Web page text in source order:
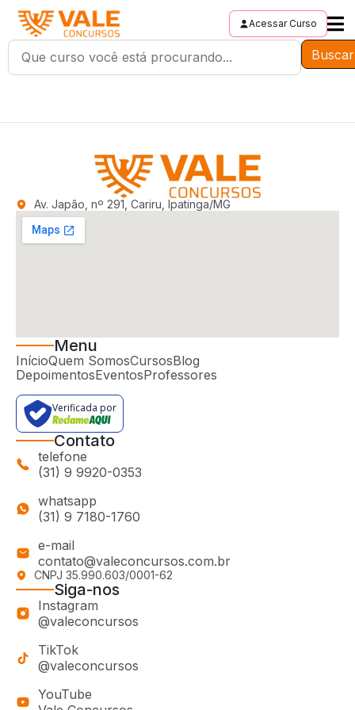
Acessar Curso
Buscar
Av. Japão, nº 291, Cariru, Ipatinga/MG
Menu
InícioQuem SomosCursosBlog
DepoimentosEventosProfessores
Verificada por
Contato
telefone
(31) 9 9920-0353
whatsapp
(31) 9 7180-1760
e-mail
contato@valeconcursos.com.br
CNPJ 35.990.603/0001-62
Siga-nos
Instagram
@valeconcursos
TikTok
@valeconcursos
YouTube